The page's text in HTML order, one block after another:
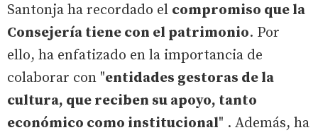
Santonja ha recordado el compromiso que la
Consejería tiene con el patrimonio. Por
ello, ha enfatizado en la importancia de
colaborar con "entidades gestoras de la
cultura, que reciben su apoyo, tanto
económico como institucional" . Además, ha